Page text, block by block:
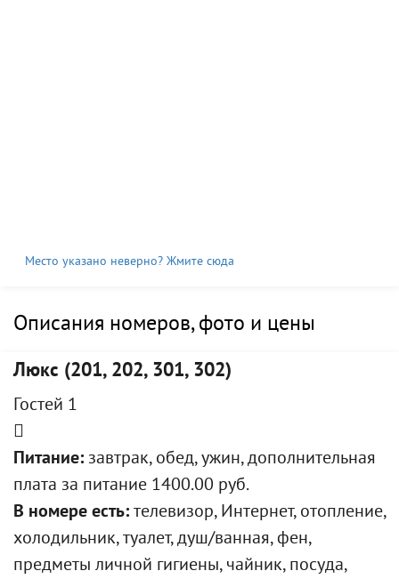
Место указано неверно? Жмите сюда
Описания номеров, фото и цены
Люкс (201, 202, 301, 302)
Гостей 1
Питание: завтрак, обед, ужин, дополнительная
плата за питание 1400.00 руб.
В номере есть: телевизор, Интернет, отопление,
холодильник, туалет, душ/ванная, фен,
предметы личной гигиены, чайник, посуда,